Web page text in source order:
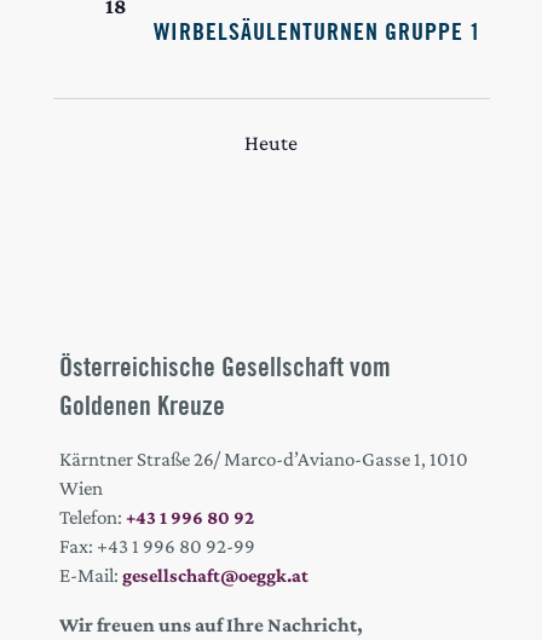
18
WIRBELSÄULENTURNEN GRUPPE 1
Heute
Österreichische Gesellschaft vom
Goldenen Kreuze
Kärntner Straße 26/ Marco-d’Aviano-Gasse 1, 1010
Wien
Telefon: +43 1 996 80 92
Fax: +43 1 996 80 92-99
E-Mail: gesellschaft@oeggk.at
Wir freuen uns auf Ihre Nachricht,